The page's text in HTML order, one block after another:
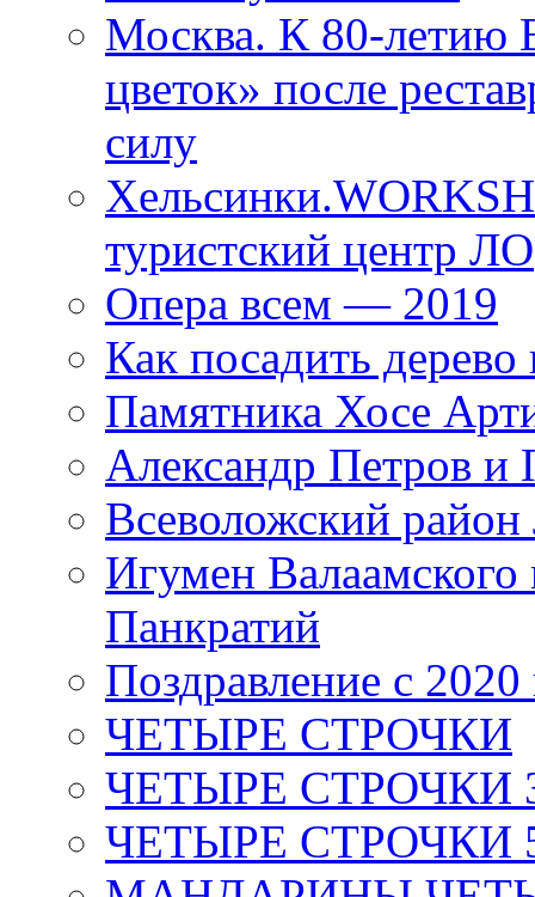
Москва. К 80-
цветок» после
силу
туристский центр ЛО
Опера всем — 2019
Как посадить дерево
Памятника Хосе
Александр Петров и
Всеволожский район
Игумен
Панкратий
Поздравление с 2020
ЧЕТЫРЕ СТРОЧКИ
ЧЕТЫРЕ СТРОЧКИ 3
ЧЕТЫРЕ СТРОЧКИ 5